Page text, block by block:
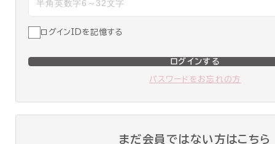
ログインIDを記憶する
ログインする
パスワードをお忘れの方
まだ会員ではない方はこちら